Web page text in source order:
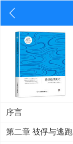
序言
第二章 被俘与逃跑